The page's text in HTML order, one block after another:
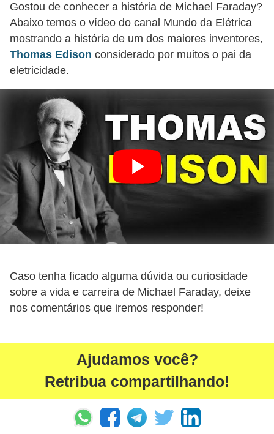
Gostou de conhecer a história de Michael Faraday?
Abaixo temos o vídeo do canal Mundo da Elétrica
mostrando a história de um dos maiores inventores,
Thomas Edison considerado por muitos o pai da
eletricidade.
Caso tenha ficado alguma dúvida ou curiosidade
sobre a vida e carreira de Michael Faraday, deixe
nos comentários que iremos responder!
Ajudamos você?
Retribua compartilhando!
a
r
e
s
i
n
c
i
a
I
s
t
r